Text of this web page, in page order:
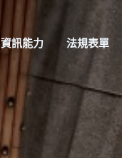
資訊能力 法規表單